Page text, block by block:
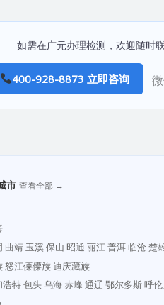
如需在广元办理检测，欢迎随时
400-928-8873 立即咨询 微
市 查看全部 →
曲靖 玉溪保山 昭通 丽江普洱临沧楚
怒江傈僳族迪庆藏族
浩特包头乌海赤峰通辽 鄂尔多斯呼